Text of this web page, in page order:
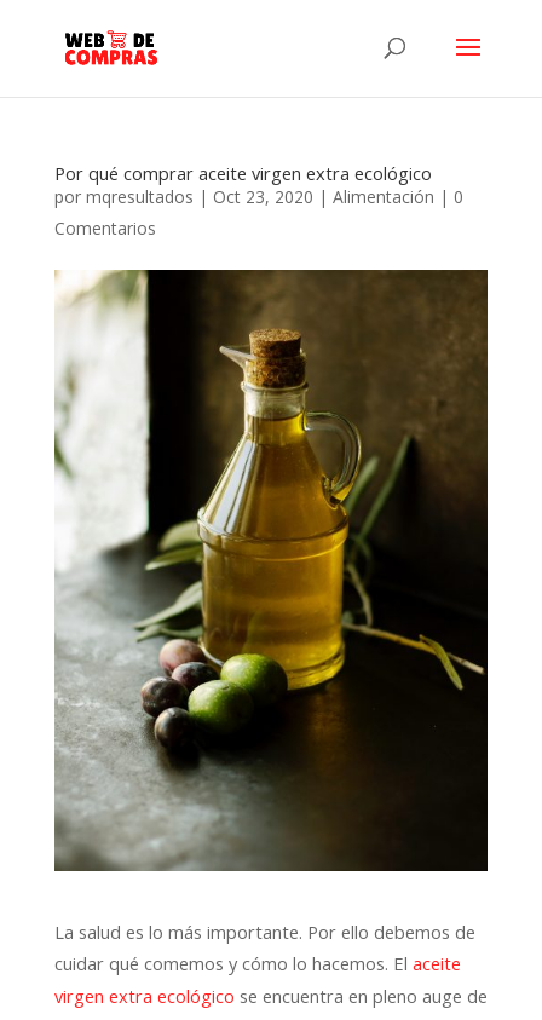
Por qué comprar aceite virgen extra ecológico
por mqresultados | Oct 23, 2020 | Alimentación | 0
Comentarios
La salud es lo más importante. Por ello debemos de
cuidar qué comemos y cómo lo hacemos. El aceite
virgen extra ecológico se encuentra en pleno auge de